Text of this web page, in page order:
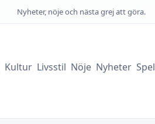
Nyheter, nöje och nästa grej att göra.
Kultur Livsstil Nöje Nyheter Spel